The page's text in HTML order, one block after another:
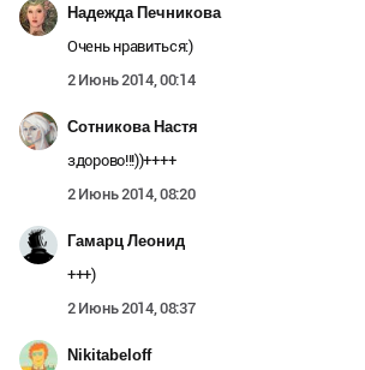
Надежда Печникова
Очень нравиться:)
2 Июнь 2014, 00:14
Сотникова Настя
здорово!!!))++++
2 Июнь 2014, 08:20
Гамарц Леонид
+++)
2 Июнь 2014, 08:37
Nikitabeloff